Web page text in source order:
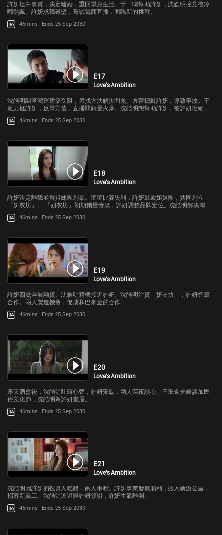
許妍坦白事實，決定離婚，重回單身生活。于一鳴幫助許妍，沈皓明撞見後冷
嘲熱諷。許妍求職碰壁，嘗試電商直播，面臨新的挑戰。
46mins Ends 25 Sep 2030
E17
Love's Ambition
沈皓明調查鴻運建築受阻，另找方法解決問題。方蕾搗亂許妍，導致事故。于
嵐力挺許妍，反擊方蕾，直播間銷量火爆。沈皓明想幫助許妍，被許妍拒絕，
表明要靠自己。
46mins Ends 25 Sep 2030
E18
Love's Ambition
許妍決定離職並與姐妹團創業。瑤瑤比賽失利，許妍鼓勵姐妹團，共同創立
「妍衣坊」。 「妍衣坊」初期銷量慘淡，許妍調整品牌定位。沈皓明解決鴻運
問題，幕後黑手浮現。
46mins Ends 25 Sep 2030
E19
Love's Ambition
許妍四處奔波融資。沈皓明藉機接近許妍。沈皓明注資「妍衣坊」，許妍答應
合作。兩人製造機會，促成和巴來金的合作。
46mins Ends 25 Sep 2030
E20
Love's Ambition
露天酒會後，沈皓明吐露心聲，許妍安慰，兩人深夜談心。巴來金夫婦參加民
俗文化節，沈皓明為許妍畫眉。
46mins Ends 25 Sep 2030
E21
Love's Ambition
沈皓明因許妍的投資人吃醋，兩人爭吵。許妍事業發展順利，搬入新辦公室，
招募新員工。沈皓明逃避與許妍領證，許妍生氣離開。
46mins Ends 25 Sep 2030